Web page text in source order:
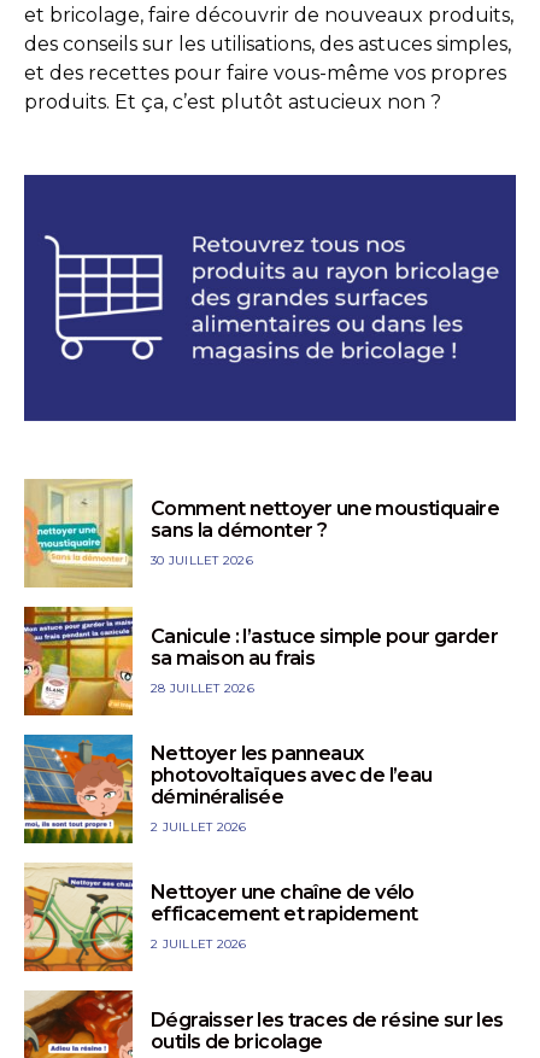
et bricolage, faire découvrir de nouveaux produits,
des conseils sur les utilisations, des astuces simples,
et des recettes pour faire vous-même vos propres
produits. Et ça, c’est plutôt astucieux non ?
Comment nettoyer une moustiquaire
sans la démonter ?
30 JUILLET 2026
Canicule : l’astuce simple pour garder
sa maison au frais
28 JUILLET 2026
Nettoyer les panneaux
photovoltaïques avec de l’eau
déminéralisée
2 JUILLET 2026
Nettoyer une chaîne de vélo
efficacement et rapidement
2 JUILLET 2026
Dégraisser les traces de résine sur les
outils de bricolage